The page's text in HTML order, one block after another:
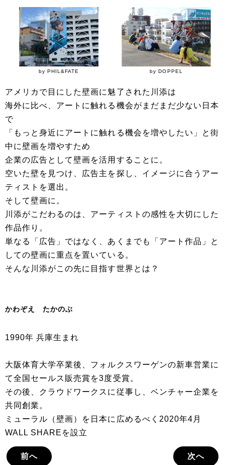
by PHIL&FATE by DOPPEL
アメリカで目にした壁画に魅了された川添は
海外に比べ、アートに触れる機会がまだまだ少ない日本
で
「もっと身近にアートに触れる機会を増やしたい」と街
中に壁画を増やすため
企業の広告として壁画を活用することに。
空いた壁を見つけ、広告主を探し、イメージに合うアー
ティストを選出。
そして壁画に。
川添がこだわるのは、アーティストの感性を大切にした
作品作り。
単なる「広告」ではなく、あくまでも「アート作品」と
しての壁画に重点を置いている。
そんな川添がこの先に目指す世界とは？
かわぞえ たかのぶ
1990年 兵庫生まれ
大阪体育大学卒業後、フォルクスワーゲンの新車営業に
て全国セールス販売賞を3度受賞。
その後、クラウドワークスに従事し、ベンチャー企業を
共同創業。
ミューラル（壁画）を日本に広めるべく2020年4月
WALL SHAREを設立
前へ 次へ